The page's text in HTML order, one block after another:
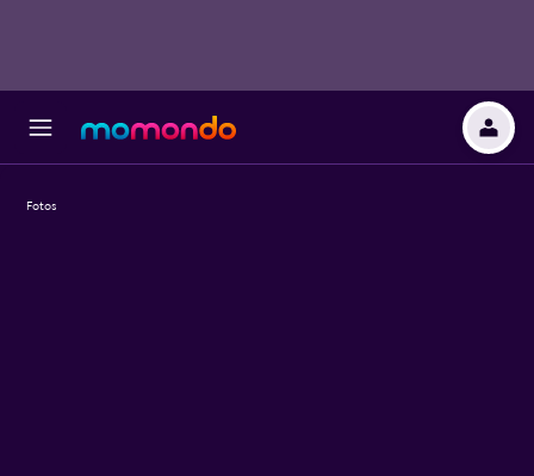
Fotos